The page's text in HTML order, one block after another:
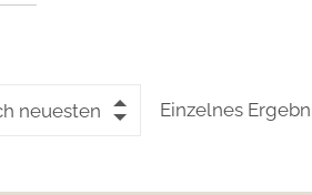
neuesten Einzelnes